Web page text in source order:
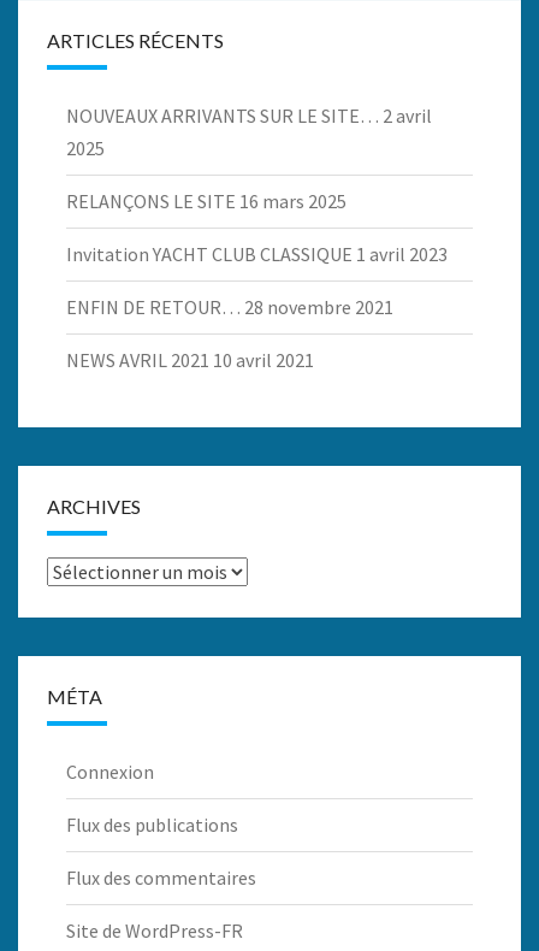
ARTICLES RÉCENTS
NOUVEAUX ARRIVANTS SUR LE SITE… 2 avril
2025
RELANÇONS LE SITE 16 mars 2025
Invitation YACHT CLUB CLASSIQUE 1 avril 2023
ENFIN DE RETOUR… 28 novembre 2021
NEWS AVRIL 2021 10 avril 2021
ARCHIVES
Archives
MÉTA
Connexion
Flux des publications
Flux des commentaires
Site de WordPress-FR